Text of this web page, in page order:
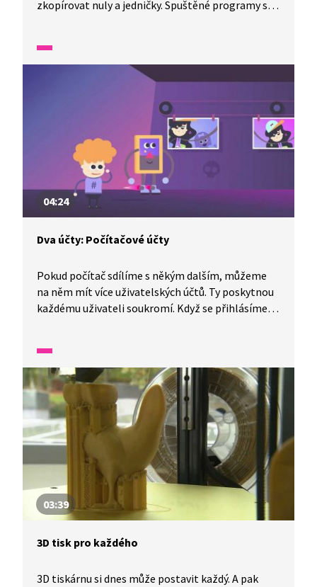
zkopírovat nuly a jedničky. Spuštěné programy se
elektřinu, zatímco na disku nebo paměťové kartě
mohou data zůstat i bez elektřiny. Mnoho zařízení
kolem nás obsahuje skryté počítače, třeba auta
04:24
Dva účty: Počítačové účty
Pokud počítač sdílíme s někým dalším, můžeme
na něm mít více uživatelských účtů. Ty poskytnou
každému uživateli soukromí. Když se přihlásíme
odhlásit. Pokradmu sledovat, co si kdo na svém
účtu spustil a co na počítači provádí, to se opravdu
nedělá.
03:39
3D tisk pro každého
3D tiskárnu si dnes může postavit každý. A pak